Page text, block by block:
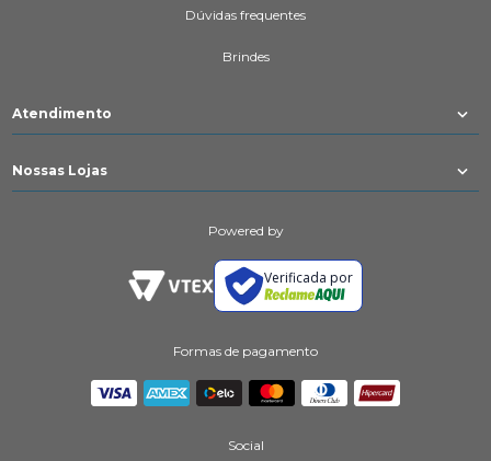
Dúvidas frequentes
Brindes
Atendimento
Nossas Lojas
Powered by
Verificada por
Formas de pagamento
Social